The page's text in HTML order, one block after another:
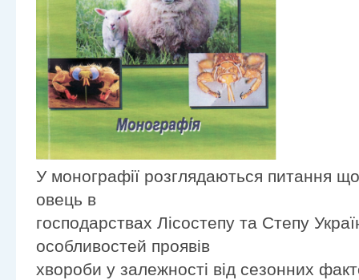
У монографії розглядаються питання
овець в
господарствах Лісостепу та Степу
особливостей проявів
хвороби у залежності від сезонних